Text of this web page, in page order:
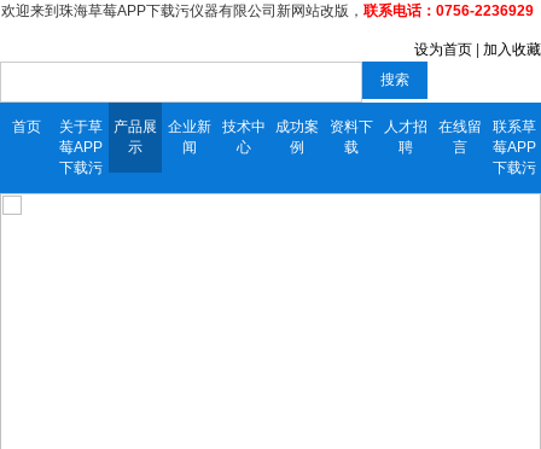
欢迎来到珠海草莓APP下载污仪器有限公司新网站改版， 联系电话：0756-2236929
设为首页
加入收藏
搜索
首页
关于草
莓APP
下载污
产品展
示
企业新
闻
技术中
心
成功案
例
资料下
载
人才招
聘
在线留
言
联系草
莓APP
下载污